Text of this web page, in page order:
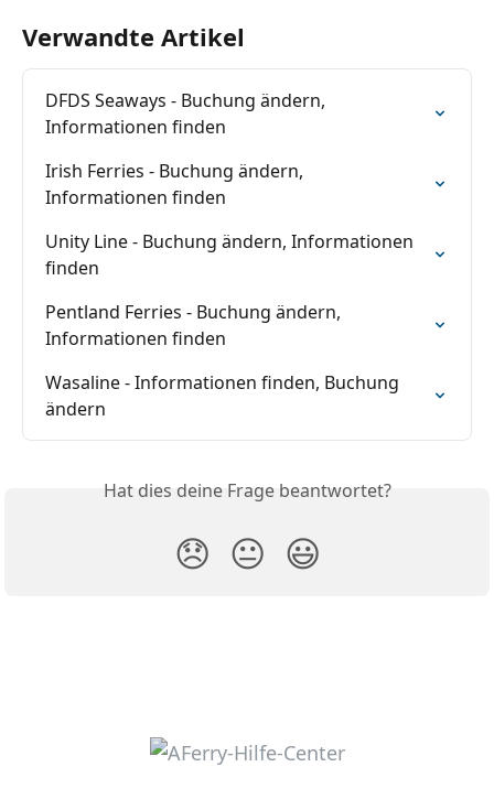
Verwandte Artikel
DFDS Seaways - Buchung ändern,
Informationen finden
Irish Ferries - Buchung ändern,
Informationen finden
Unity Line - Buchung ändern, Informationen
finden
Pentland Ferries - Buchung ändern,
Informationen finden
Wasaline - Informationen finden, Buchung
ändern
Hat dies deine Frage beantwortet?
😞 😐 😃